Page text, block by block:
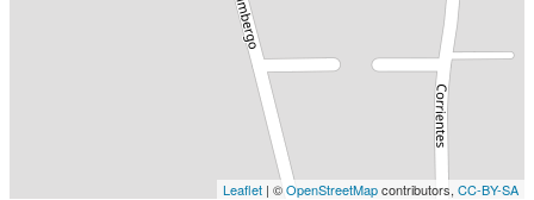
Leaflet | ©OpenStreetMapcontributors, CC-BY-SA